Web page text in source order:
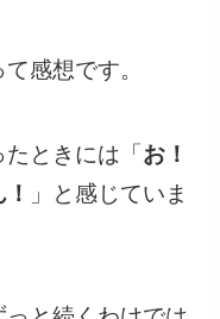
て感想です。
ときには「お！
」と感じていま